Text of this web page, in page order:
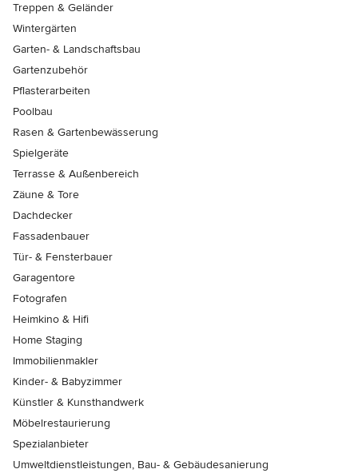
Treppen & Geländer
Wintergärten
Garten- & Landschaftsbau
Gartenzubehör
Pflasterarbeiten
Poolbau
Rasen & Gartenbewässerung
Spielgeräte
Terrasse & Außenbereich
Zäune & Tore
Dachdecker
Fassadenbauer
Tür- & Fensterbauer
Garagentore
Fotografen
Heimkino & Hifi
Home Staging
Immobilienmakler
Kinder- & Babyzimmer
Künstler & Kunsthandwerk
Möbelrestaurierung
Spezialanbieter
Umweltdienstleistungen, Bau- & Gebäudesanierung